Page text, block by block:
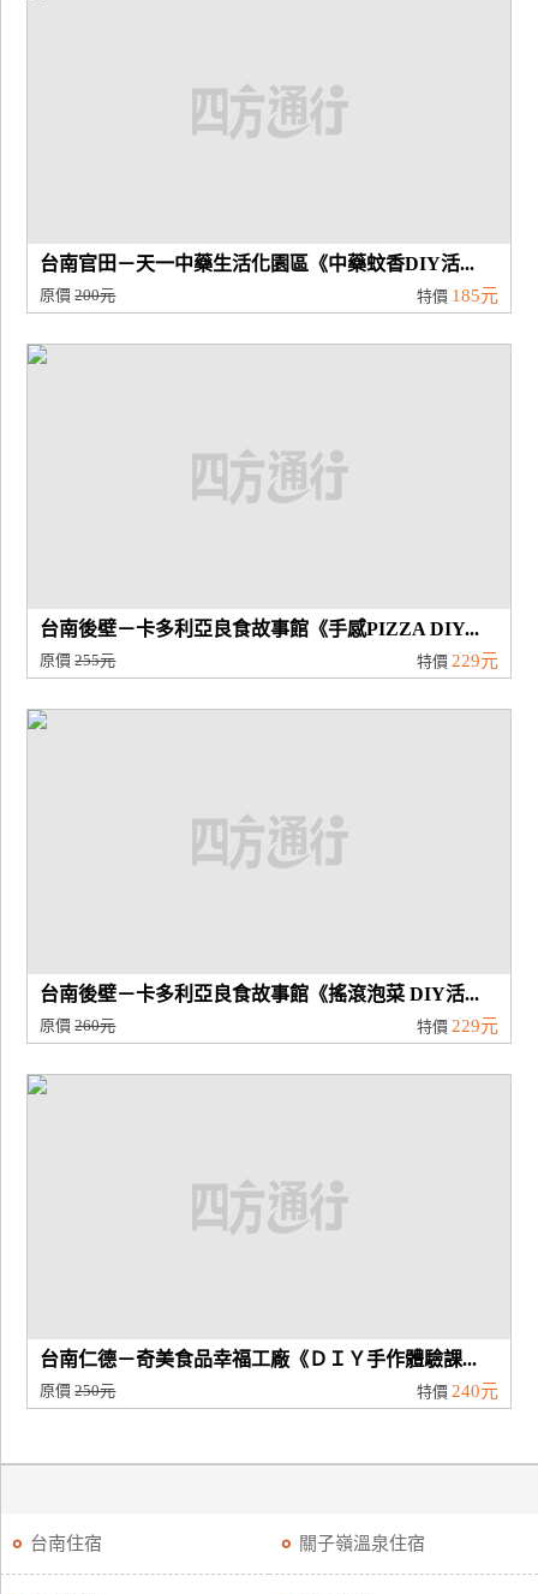
台南官田－天一中藥生活化園區《中藥蚊香DIY活...
原價200元 特價 185元
台南後壁－卡多利亞良食故事館《手感PIZZA DIY...
原價255元 特價 229元
台南後壁－卡多利亞良食故事館《搖滾泡菜 DIY活...
原價260元 特價 229元
台南仁德－奇美食品幸福工廠《ＤＩＹ手作體驗課...
原價250元 特價 240元
台南住宿 關子嶺溫泉住宿